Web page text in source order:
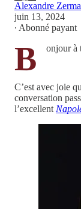
Alexandre
juin 13, 2024
∙ Abonné payant
B onjour à
C’est avec joie
conversation
l’excellent